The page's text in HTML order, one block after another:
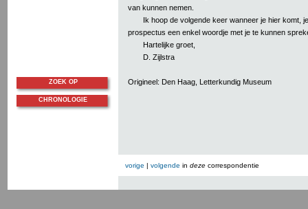
van kunnen nemen.
Ik hoop de volgende keer wanneer je hier komt,
prospectus een enkel woordje met je te kunnen
Hartelijke groet,
D. Zijlstra
Origineel: Den Haag, Letterkundig Museum
vorige | volgende in deze correspondentie
ZOEK OP
CHRONOLOGIE